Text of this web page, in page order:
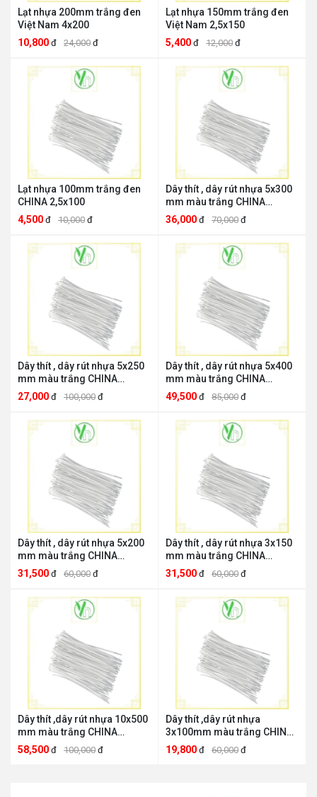
Lạt nhựa 200mm trắng đen
Việt Nam 4x200
10,800 đ 24,000 đ
Lạt nhựa 150mm trắng đen
Việt Nam 2,5x150
5,400 đ 12,000 đ
Lạt nhựa 100mm trắng đen
CHINA 2,5x100
4,500 đ 10,000 đ
Dây thít , dây rút nhựa 5x300
mm màu trắng CHINA
THIT30
36,000 đ 70,000 đ
Dây thít , dây rút nhựa 5x250
mm màu trắng CHINA
THIT25
27,000 đ 100,000 đ
Dây thít , dây rút nhựa 5x400
mm màu trắng CHINA
THIT40
49,500 đ 85,000 đ
Dây thít , dây rút nhựa 5x200
mm màu trắng CHINA
THIT20
31,500 đ 60,000 đ
Dây thít , dây rút nhựa 3x150
mm màu trắng CHINA
THIT15
31,500 đ 60,000 đ
Dây thít ,dây rút nhựa 10x500
mm màu trắng CHINA
THIT50
58,500 đ 100,000 đ
Dây thít ,dây rút nhựa
3x100mm màu trắng CHINA
Thit100
19,800 đ 60,000 đ